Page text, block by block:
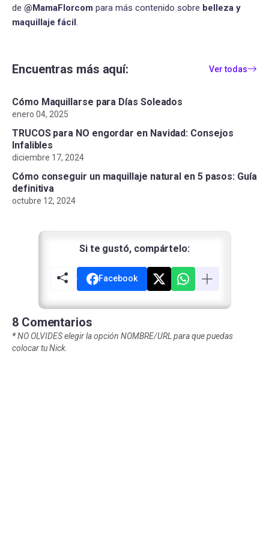
de @MamaFlorcom para más contenido sobre belleza y
maquillaje fácil.
Encuentras más aquí: Ver todas
Cómo Maquillarse para Días Soleados
enero 04, 2025
TRUCOS para NO engordar en Navidad: Consejos
Infalibles
diciembre 17, 2024
Cómo conseguir un maquillaje natural en 5 pasos: Guía
definitiva
octubre 12, 2024
Si te gustó, compártelo:
Facebook
8 Comentarios
*NO OLVIDES elegir la opción NOMBRE/URL para que puedas
colocar tu Nick.